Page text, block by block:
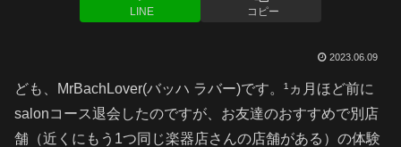
LINE コピー
2023.06.09
ども、MrBachLover(バッハ ラバー)です。¹ヵ月ほど前に
salonコース退会したのですが、お友達のおすすめで別店
舗（近くにもう1つ同じ楽器店さんの店舗がある）の体験